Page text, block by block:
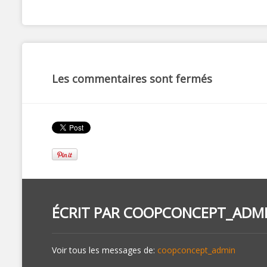
Les commentaires sont fermés
ÉCRIT PAR
Voir tous les messages de: coopconcept_admin